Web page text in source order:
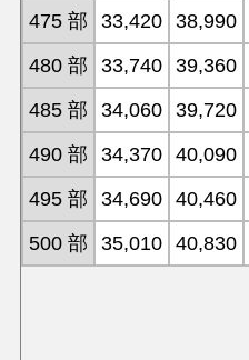
475 部
33,420 38,990
480 部
33,740 39,360
485 部
34,060 39,720
490 部
34,370 40,090
495 部
34,690 40,460
500 部
35,010 40,830